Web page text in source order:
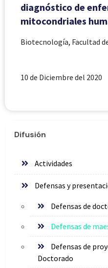
diagnóstico de
mitocondriales
Biotecnología, Facultad
10 de Diciembre del 2020
Difusión
Actividades
Defensas y
Defensas de
Defensas de
Defensas de
Doctorado